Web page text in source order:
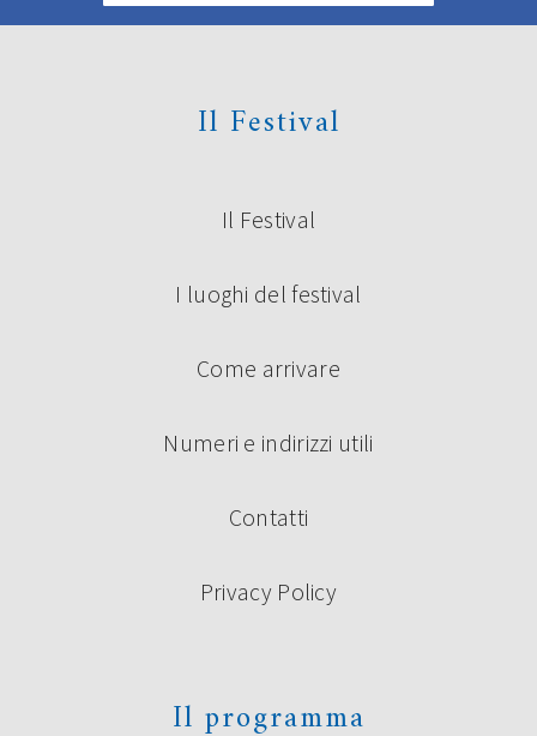
Il Festival
Il Festival
I luoghi del festival
Come arrivare
Numeri e indirizzi utili
Contatti
Privacy Policy
Il programma